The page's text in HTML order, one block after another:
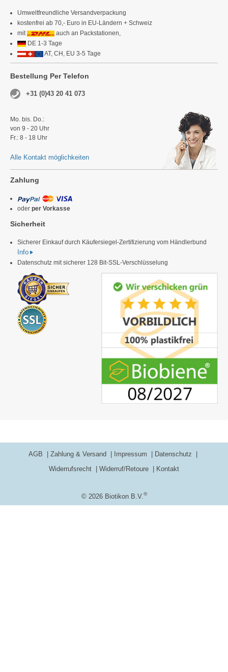
Umweltfreundliche Versandverpackung
kostenfrei ab 70,- Euro in EU-Ländern + Schweiz
mit
auch an Packstationen,
DE 1-3 Tage
AT, CH, EU 3-5 Tage
Bestellung Per Telefon
+31 (0)43 20 41 073
Mo. bis. Do.:
von 9 - 20 Uhr
Fr.: 8 - 18 Uhr
Alle Kontakt möglichkeiten
Zahlung
oder per Vorkasse
Sicherheit
Sicherer Einkauf durch Käufersiegel-Zertifizierung vom Händlerbund
Info
Datenschutz mit sicherer 128 Bit-SSL-Verschlüsselung
© 2026 Biotikon B.V.®
AGB Zahlung & Versand Impressum
Datenschutz
Widerrufsrecht
Widerruf/Retoure Kontakt